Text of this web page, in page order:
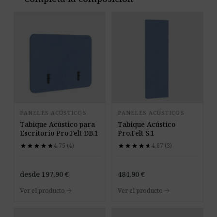
PANELES ACÚSTICOS
Tabique Acústico para
Escritorio Pro.Felt DB.1
star star star star star
star star star star star4,75 (4)
desde 197,90 €
Ver el producto arrow_forward
PANELES ACÚSTICOS
Tabique Acústico
Pro.Felt S.1
star star star star star
star star star star star 4,67 (3)
484,90 €
Ver el producto arrow_forward